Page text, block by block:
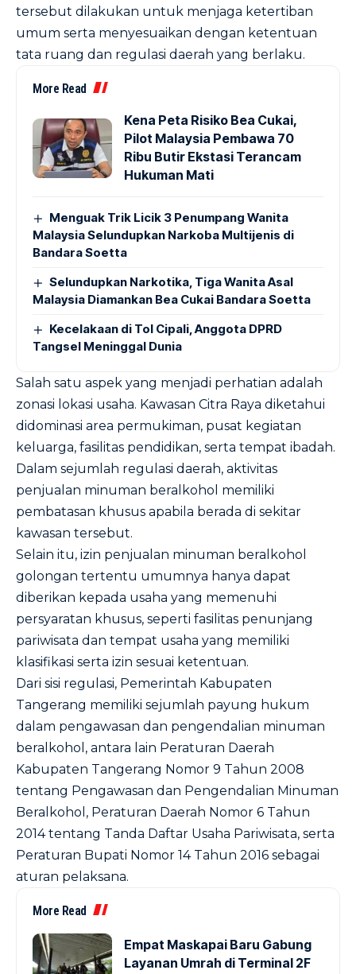
tersebut dilakukan untuk menjaga ketertiban
umum serta menyesuaikan dengan ketentuan
tata ruang dan regulasi daerah yang berlaku.
More Read
Kena Peta Risiko Bea Cukai,
Pilot Malaysia Pembawa 70
Ribu Butir Ekstasi Terancam
Hukuman Mati
Menguak Trik Licik 3 Penumpang Wanita
Malaysia Selundupkan Narkoba Multijenis di
Bandara Soetta
Selundupkan Narkotika, Tiga Wanita Asal
Malaysia Diamankan Bea Cukai Bandara Soetta
Kecelakaan di Tol Cipali, Anggota DPRD
Tangsel Meninggal Dunia
Salah satu aspek yang menjadi perhatian adalah
zonasi lokasi usaha. Kawasan Citra Raya diketahui
didominasi area permukiman, pusat kegiatan
keluarga, fasilitas pendidikan, serta tempat ibadah.
Dalam sejumlah regulasi daerah, aktivitas
penjualan minuman beralkohol memiliki
pembatasan khusus apabila berada di sekitar
kawasan tersebut.
Selain itu, izin penjualan minuman beralkohol
golongan tertentu umumnya hanya dapat
diberikan kepada usaha yang memenuhi
persyaratan khusus, seperti fasilitas penunjang
pariwisata dan tempat usaha yang memiliki
klasifikasi serta izin sesuai ketentuan.
Dari sisi regulasi, Pemerintah Kabupaten
Tangerang memiliki sejumlah payung hukum
dalam pengawasan dan pengendalian minuman
beralkohol, antara lain Peraturan Daerah
Kabupaten Tangerang Nomor 9 Tahun 2008
tentang Pengawasan dan Pengendalian Minuman
Beralkohol, Peraturan Daerah Nomor 6 Tahun
2014 tentang Tanda Daftar Usaha Pariwisata, serta
Peraturan Bupati Nomor 14 Tahun 2016 sebagai
aturan pelaksana.
More Read
Empat Maskapai Baru Gabung
Layanan Umrah di Terminal 2F